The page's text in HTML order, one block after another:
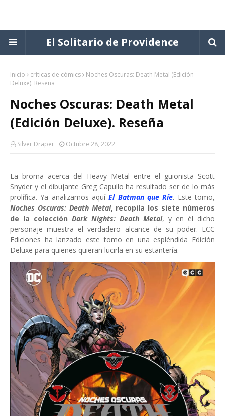
El Solitario de Providence
Inicio críticas de cómics
Noches Oscuras: Death Metal (Edición
Deluxe). Reseña
Noches Oscuras: Death Metal
(Edición Deluxe). Reseña
Silver Draper Octubre 28, 2022
La broma acerca del Heavy Metal entre el guionista Scott
Snyder y el dibujante Greg Capullo ha resultado ser de lo más
prolífica. Ya analizamos aquíEl Batman que Ríe. Este tomo,
Noches Oscuras: Death Metal, recopila los siete números
de la colección Dark Nights: Death Metal, y en él dicho
personaje muestra el verdadero alcance de su poder. ECC
Ediciones ha lanzado este tomo en una espléndida Edición
Deluxe para quienes quieran lucirla en su estantería.